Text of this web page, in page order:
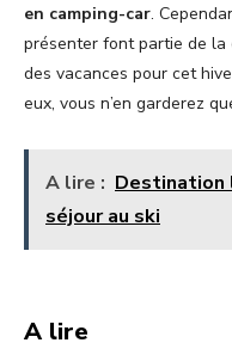
en camping-car.
présenter font partie de la
des vacances pour cet
eux, vous n’en garderez
A lire : Destination
séjour au ski
A lire